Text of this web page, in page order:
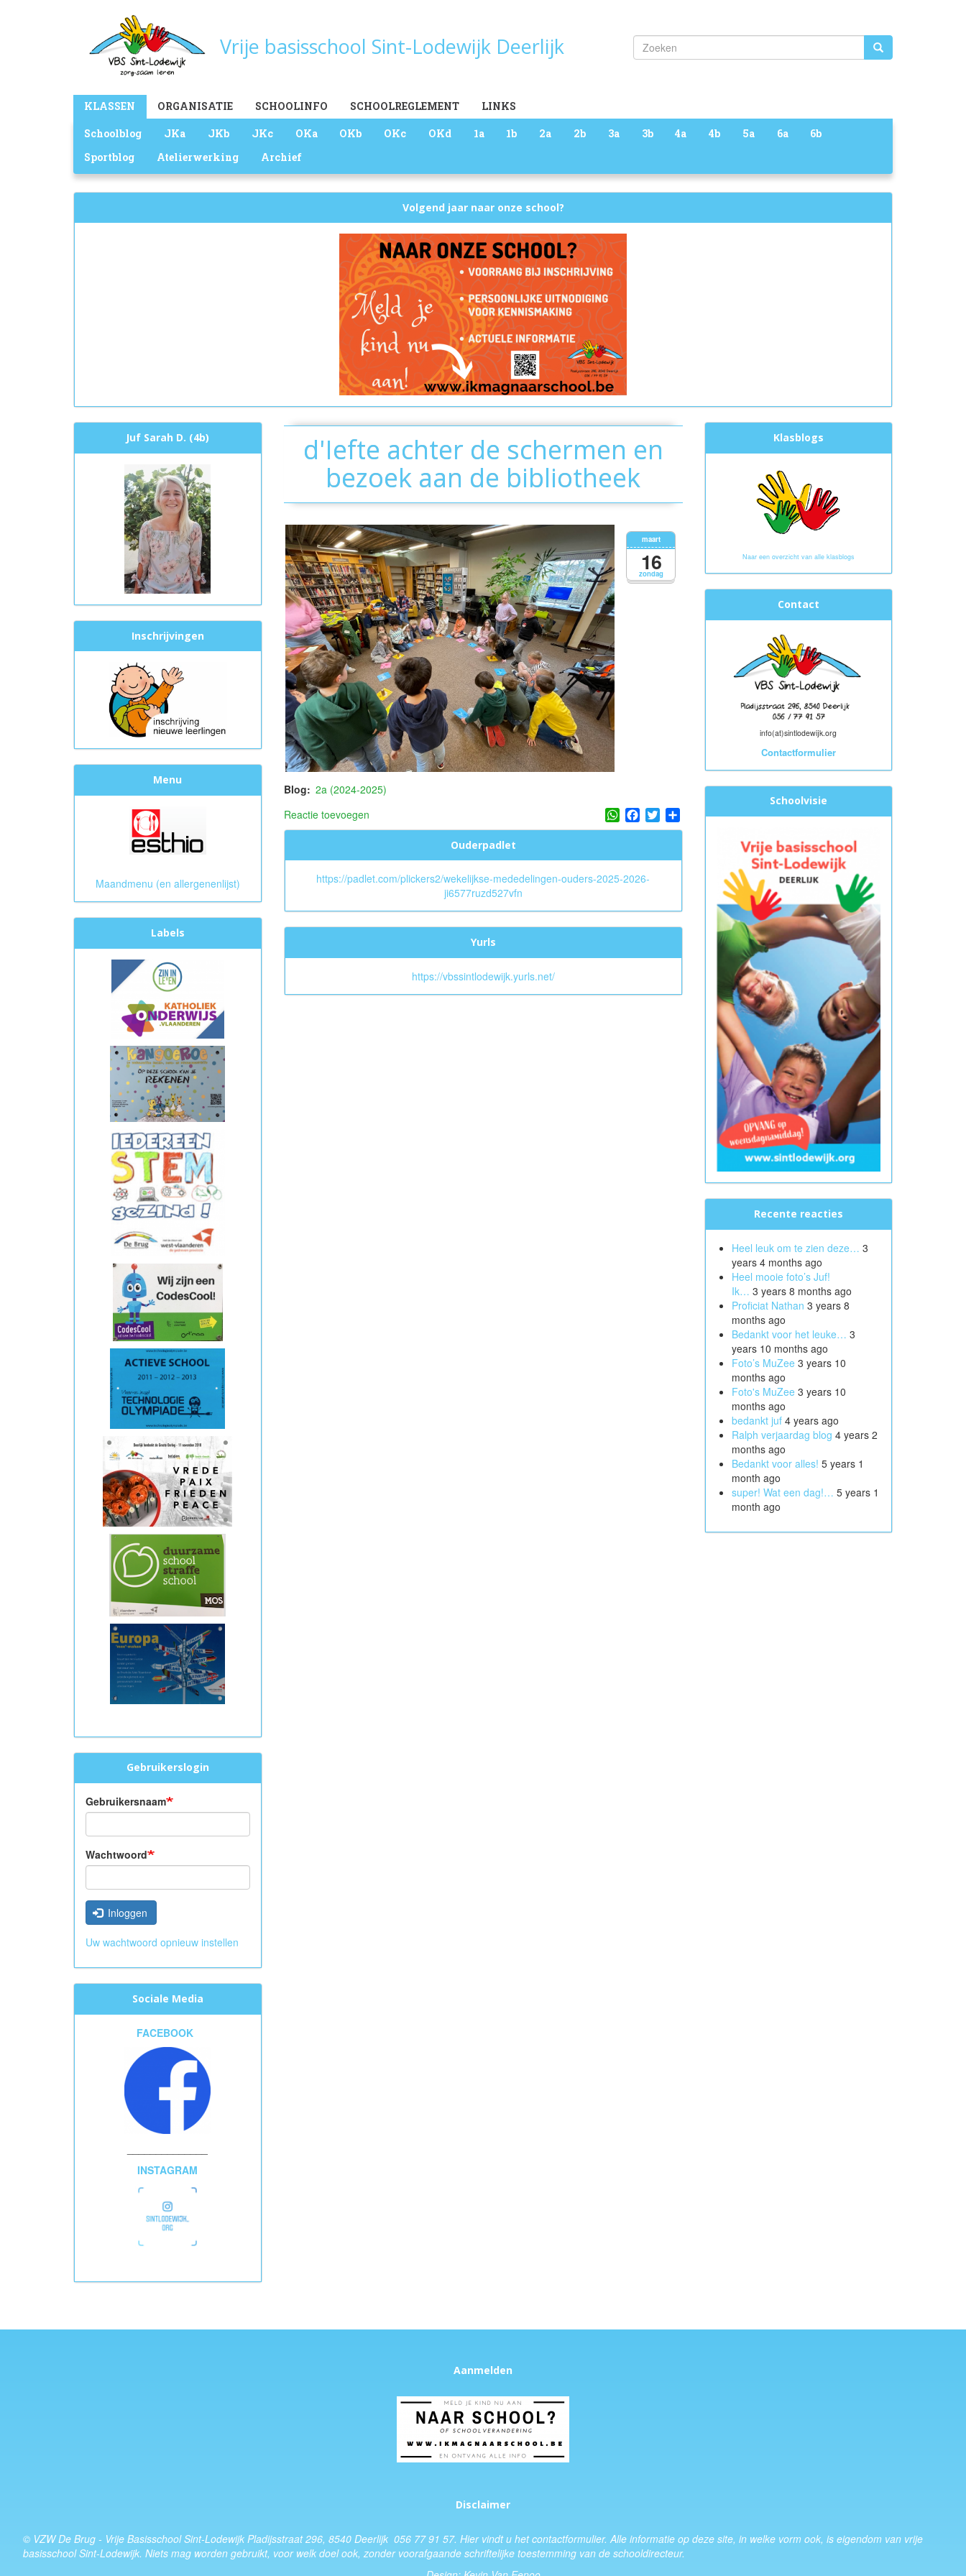
Vrije basisschool Sint-Lodewijk Deerlijk Zoeken
Main
menu
KLASSEN
Schoolblog JKa JKb JKc OKa OKb OKc OKd 1a 1b 2a 2b 3a 3b 4a 4b 5a 6a
6b
Sportblog
Atelierwerking Archief
ORGANISATIE SCHOOLINFO SCHOOLREGLEMENT LINKS
Zoekveld Volgend jaar naar onze school?
d'Iefte achter de schermen en
bezoek aan de bibliotheek
zondag
maart
16
Blog
2a (2024-2025)
Reactie toevoegen
WhatsApp
Facebook
TwitterShare
Ouderpadlet
https://padlet.com/plickers2/wekelijkse-mededelingen-ouders-2025-2026-
ji6577ruzd527vfn
Yurls
https://vbssintlodewijk.yurls.net/
Juf Sarah D. (4b)
Inschrijvingen
Menu
Maandmenu (en allergenenlijst)
Labels
Gebruikerslogin
Gebruikersnaam
Wachtwoord
Inloggen
Uw wachtwoord opnieuw instellen
Sociale Media
FACEBOOK
INSTAGRAM
Klasblogs
Naar een overzicht van alle klasblogs
Contact
info(at)sintlodewijk.org
Contactformulier
Schoolvisie
Recente reacties
Heel leuk om te zien deze… 3
years 4 months ago
Heel mooie foto’s Juf!
Ik… 3 years 8 months ago
Proficiat Nathan 3 years 8
months ago
Bedankt voor het leuke… 3
years 10 months ago
Foto’s MuZee 3 years 10
months ago
Foto's MuZee 3 years 10
months ago
bedankt juf 4 years ago
Ralph verjaardag blog 4 years 2
months ago
Bedankt voor alles! 5 years 1
month ago
super! Wat een dag!… 5 years 1
month ago
Aanmelden
Disclaimer
© VZW De Brug - Vrije Basisschool Sint-Lodewijk Pladijsstraat 296, 8540 Deerlijk 056 77 91 57. Hiervindt u hetcontactformulier. Alle informatie op deze site, in welke vorm ook, is eigendom van vrije
basisschool Sint-Lodewijk. Niets mag worden gebruikt, voor welk doel ook, zonder voorafgaande schriftelijke toestemming van de schooldirecteur.